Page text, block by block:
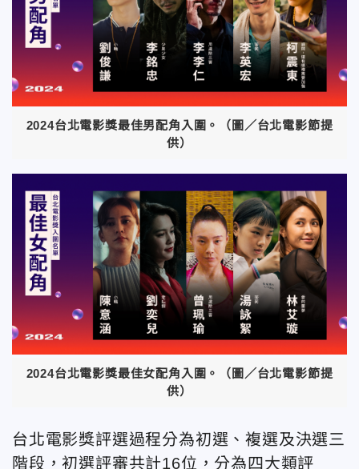
2024台北電影獎最佳男配角入圍。（圖／台北電影節提
供）
2024台北電影獎最佳女配角入圍。（圖／台北電影節提
供）
台北電影獎評選過程分為初選、複選及決選三
階段，初選評審共計16位，分為四大類評